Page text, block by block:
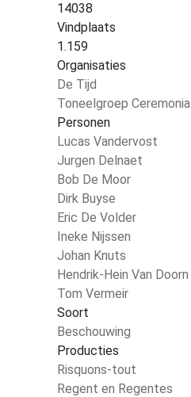
14038
Vindplaats
1.159
Organisaties
De Tijd
Toneelgroep Ceremonia
Personen
Lucas Vandervost
Jurgen Delnaet
Bob De Moor
Dirk Buyse
Eric De Volder
Ineke Nijssen
Johan Knuts
Hendrik-Hein Van Doorn
Tom Vermeir
Soort
Beschouwing
Producties
Risquons-tout
Regent en Regentes